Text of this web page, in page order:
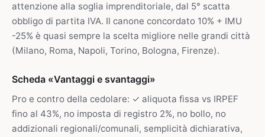
attenzione alla soglia imprenditoriale, dal 5° scatta
obbligo di partita IVA. Il canone concordato 10% + IMU
-25% è quasi sempre la scelta migliore nelle grandi città
(Milano, Roma, Napoli, Torino, Bologna, Firenze).
Scheda «Vantaggi e svantaggi»
Pro e contro della cedolare: ✓ aliquota fissa vs IRPEF
fino al 43%, no imposta di registro 2%, no bollo, no
addizionali regionali/comunali, semplicità dichiarativa,